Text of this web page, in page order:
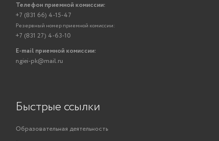
Телефон приемной комиссии:
+7 (831 66) 4-15-47
Резервный номер приемной комиссии:
+7 (831 27) 4-63-10
E-mail приемной комиссии:
ngiei-pk@mail.ru
Быстрые ссылки
Образовательная деятельность